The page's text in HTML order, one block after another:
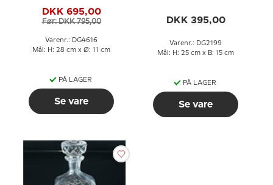
DKK 695,00
Før: DKK 795,00
Varenr.: DG4616
Mål: H: 28 cm x Ø: 11 cm
PÅ LAGER
Se vare
DKK 395,00
Varenr.: DG2199
Mål: H: 25 cm x B: 15 cm
PÅ LAGER
Se vare